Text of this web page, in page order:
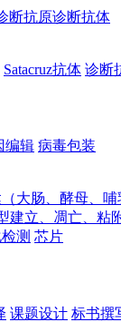
断抗原诊断抗体
Satacruz抗体 诊断
编辑 病毒包装
大肠、酵母、
建立、凋亡、粘
测 芯片
课题设计 标书撰